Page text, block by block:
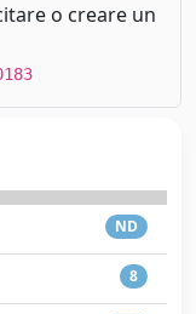
o creare un
ND
8